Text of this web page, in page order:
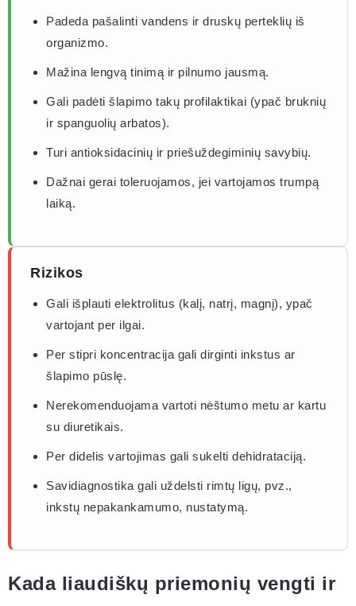
Padeda pašalinti vandens ir druskų perteklių iš
organizmo.
Mažina lengvą tinimą ir pilnumo jausmą.
Gali padėti šlapimo takų profilaktikai (ypač bruknių
ir spanguolių arbatos).
Turi antioksidacinių ir priešuždegiminių savybių.
Dažnai gerai toleruojamos, jei vartojamos trumpą
laiką.
Rizikos
Gali išplauti elektrolitus (kalį, natrį, magnį), ypač
vartojant per ilgai.
Per stipri koncentracija gali dirginti inkstus ar
šlapimo pūslę.
Nerekomenduojama vartoti nėštumo metu ar kartu
su diuretikais.
Per didelis vartojimas gali sukelti dehidrataciją.
Savidiagnostika gali uždelsti rimtų ligų, pvz.,
inkstų nepakankamumo, nustatymą.
Kada liaudiškų priemonių vengti ir